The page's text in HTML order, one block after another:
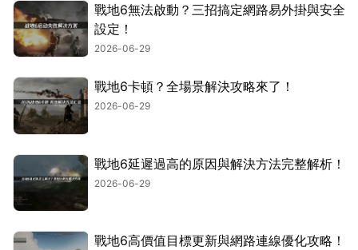
戰地6無法啟動？三招搞定網路易外掛與安全
設定！
2026-06-29
戰地6卡頓？全場景解決攻略來了！
2026-06-29
戰地6延遲過高的原因與解決方法完整解析！
2026-06-29
戰地6高價值目標更新與網路連線優化攻略！